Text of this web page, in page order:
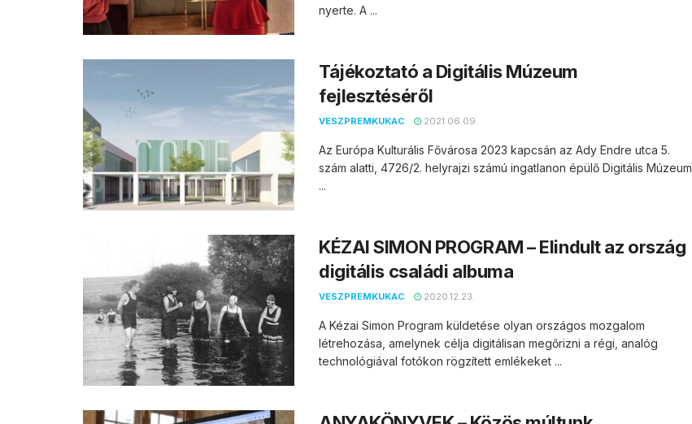
nyerte. A ...
Tájékoztató a Digitális Múzeum
fejlesztéséről
VESZPREMKUKAC 2021.06.09.
Az Európa Kulturális Fővárosa 2023 kapcsán az Ady Endre utca 5.
szám alatti, 4726/2. helyrajzi számú ingatlanon épülő Digitális Múzeum
...
KÉZAI SIMON PROGRAM – Elindult az ország
digitális családi albuma
VESZPREMKUKAC 2020.12.23.
A Kézai Simon Program küldetése olyan országos mozgalom
létrehozása, amelynek célja digitálisan megőrizni a régi, analóg
technológiával fotókon rögzített emlékeket ...